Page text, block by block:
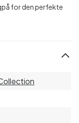
for den perfekte